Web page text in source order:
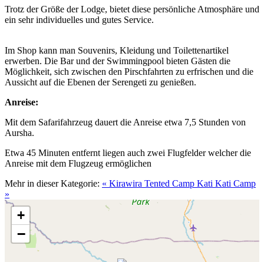
Trotz der Größe der Lodge, bietet diese persönliche Atmosphäre und
ein sehr individuelles und gutes Service.
Im Shop kann man Souvenirs, Kleidung und Toilettenartikel
erwerben. Die Bar und der Swimmingpool bieten Gästen die
Möglichkeit, sich zwischen den Pirschfahrten zu erfrischen und die
Aussicht auf die Ebenen der Serengeti zu genießen.
Anreise:
Mit dem Safarifahrzeug dauert die Anreise etwa 7,5 Stunden von
Aursha.
Etwa 45 Minuten entfernt liegen auch zwei Flugfelder welcher die
Anreise mit dem Flugzeug ermöglichen
Mehr in dieser Kategorie: « Kirawira Tented Camp Kati Kati Camp
»
+
−